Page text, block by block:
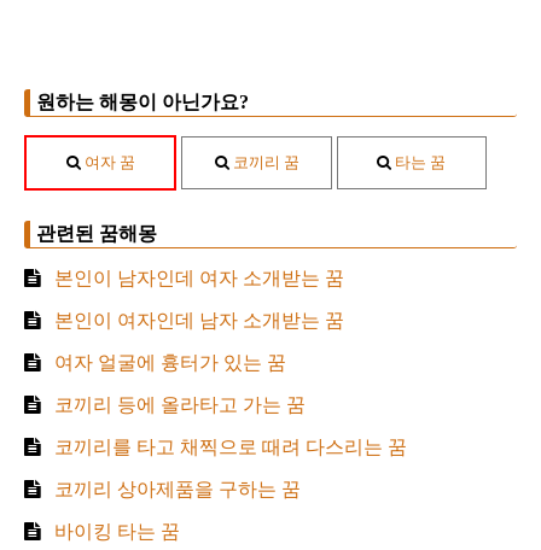
원하는 해몽이 아닌가요?
여자 꿈 코끼리 꿈 타는 꿈
관련된 꿈해몽
본인이 남자인데 여자 소개받는 꿈
본인이 여자인데 남자 소개받는 꿈
여자 얼굴에 흉터가 있는 꿈
코끼리 등에 올라타고 가는 꿈
코끼리를 타고 채찍으로 때려 다스리는 꿈
코끼리 상아제품을 구하는 꿈
바이킹 타는 꿈